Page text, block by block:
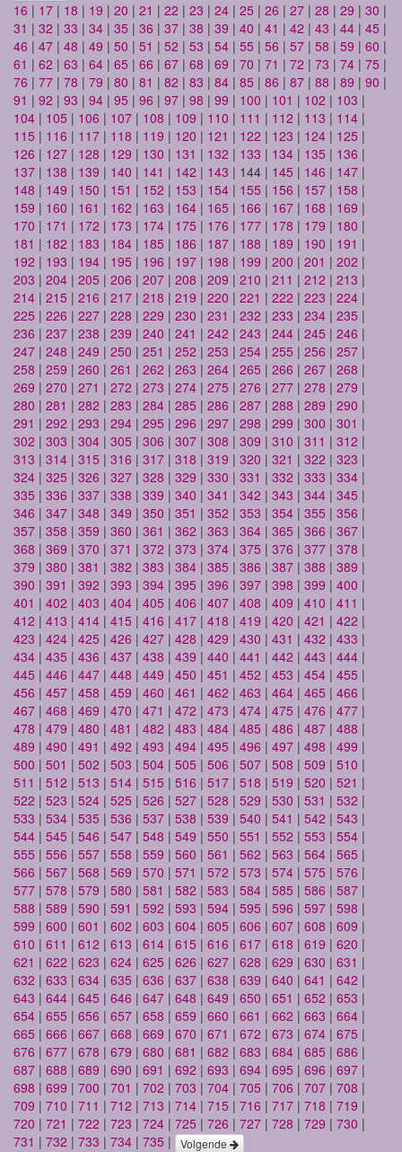
16 | 17 | 18 | 19 | 20 | 21 | 22 | 23 | 24 | 25 | 26 | 27 | 28 | 29 | 30 |
31 | 32 | 33 | 34 | 35 | 36 | 37 | 38 | 39 | 40 | 41 | 42 | 43 | 44 | 45 |
46 | 47 | 48 | 49 | 50 | 51 | 52 | 53 | 54 | 55 | 56 | 57 | 58 | 59 | 60 |
61 | 62 | 63 | 64 | 65 | 66 | 67 | 68 | 69 | 70 | 71 | 72 | 73 | 74 | 75 |
76 | 77 | 78 | 79 | 80 | 81 | 82 | 83 | 84 | 85 | 86 | 87 | 88 | 89 | 90 |
91 | 92 | 93 | 94 | 95 | 96 | 97 | 98 | 99 | 100 | 101 | 102 | 103 |
104 | 105 | 106 | 107 | 108 | 109 | 110 | 111 | 112 | 113 | 114 |
115 | 116 | 117 | 118 | 119 | 120 | 121 | 122 | 123 | 124 | 125 |
126 | 127 | 128 | 129 | 130 | 131 | 132 | 133 | 134 | 135 | 136 |
137 | 138 | 139 | 140 | 141 | 142 | 143 | 144 | 145 | 146 | 147 |
148 | 149 | 150 | 151 | 152 | 153 | 154 | 155 | 156 | 157 | 158 |
159 | 160 | 161 | 162 | 163 | 164 | 165 | 166 | 167 | 168 | 169 |
170 | 171 | 172 | 173 | 174 | 175 | 176 | 177 | 178 | 179 | 180 |
181 | 182 | 183 | 184 | 185 | 186 | 187 | 188 | 189 | 190 | 191 |
192 | 193 | 194 | 195 | 196 | 197 | 198 | 199 | 200 | 201 | 202 |
203 | 204 | 205 | 206 | 207 | 208 | 209 | 210 | 211 | 212 | 213 |
214 | 215 | 216 | 217 | 218 | 219 | 220 | 221 | 222 | 223 | 224 |
225 | 226 | 227 | 228 | 229 | 230 | 231 | 232 | 233 | 234 | 235 |
236 | 237 | 238 | 239 | 240 | 241 | 242 | 243 | 244 | 245 | 246 |
247 | 248 | 249 | 250 | 251 | 252 | 253 | 254 | 255 | 256 | 257 |
258 | 259 | 260 | 261 | 262 | 263 | 264 | 265 | 266 | 267 | 268 |
269 | 270 | 271 | 272 | 273 | 274 | 275 | 276 | 277 | 278 | 279 |
280 | 281 | 282 | 283 | 284 | 285 | 286 | 287 | 288 | 289 | 290 |
291 | 292 | 293 | 294 | 295 | 296 | 297 | 298 | 299 | 300 | 301 |
302 | 303 | 304 | 305 | 306 | 307 | 308 | 309 | 310 | 311 | 312 |
313 | 314 | 315 | 316 | 317 | 318 | 319 | 320 | 321 | 322 | 323 |
324 | 325 | 326 | 327 | 328 | 329 | 330 | 331 | 332 | 333 | 334 |
335 | 336 | 337 | 338 | 339 | 340 | 341 | 342 | 343 | 344 | 345 |
346 | 347 | 348 | 349 | 350 | 351 | 352 | 353 | 354 | 355 | 356 |
357 | 358 | 359 | 360 | 361 | 362 | 363 | 364 | 365 | 366 | 367 |
368 | 369 | 370 | 371 | 372 | 373 | 374 | 375 | 376 | 377 | 378 |
379 | 380 | 381 | 382 | 383 | 384 | 385 | 386 | 387 | 388 | 389 |
390 | 391 | 392 | 393 | 394 | 395 | 396 | 397 | 398 | 399 | 400 |
401 | 402 | 403 | 404 | 405 | 406 | 407 | 408 | 409 | 410 | 411 |
412 | 413 | 414 | 415 | 416 | 417 | 418 | 419 | 420 | 421 | 422 |
423 | 424 | 425 | 426 | 427 | 428 | 429 | 430 | 431 | 432 | 433 |
434 | 435 | 436 | 437 | 438 | 439 | 440 | 441 | 442 | 443 | 444 |
445 | 446 | 447 | 448 | 449 | 450 | 451 | 452 | 453 | 454 | 455 |
456 | 457 | 458 | 459 | 460 | 461 | 462 | 463 | 464 | 465 | 466 |
467 | 468 | 469 | 470 | 471 | 472 | 473 | 474 | 475 | 476 | 477 |
478 | 479 | 480 | 481 | 482 | 483 | 484 | 485 | 486 | 487 | 488 |
489 | 490 | 491 | 492 | 493 | 494 | 495 | 496 | 497 | 498 | 499 |
500 | 501 | 502 | 503 | 504 | 505 | 506 | 507 | 508 | 509 | 510 |
511 | 512 | 513 | 514 | 515 | 516 | 517 | 518 | 519 | 520 | 521 |
522 | 523 | 524 | 525 | 526 | 527 | 528 | 529 | 530 | 531 | 532 |
533 | 534 | 535 | 536 | 537 | 538 | 539 | 540 | 541 | 542 | 543 |
544 | 545 | 546 | 547 | 548 | 549 | 550 | 551 | 552 | 553 | 554 |
555 | 556 | 557 | 558 | 559 | 560 | 561 | 562 | 563 | 564 | 565 |
566 | 567 | 568 | 569 | 570 | 571 | 572 | 573 | 574 | 575 | 576 |
577 | 578 | 579 | 580 | 581 | 582 | 583 | 584 | 585 | 586 | 587 |
588 | 589 | 590 | 591 | 592 | 593 | 594 | 595 | 596 | 597 | 598 |
599 | 600 | 601 | 602 | 603 | 604 | 605 | 606 | 607 | 608 | 609 |
610 | 611 | 612 | 613 | 614 | 615 | 616 | 617 | 618 | 619 | 620 |
621 | 622 | 623 | 624 | 625 | 626 | 627 | 628 | 629 | 630 | 631 |
632 | 633 | 634 | 635 | 636 | 637 | 638 | 639 | 640 | 641 | 642 |
643 | 644 | 645 | 646 | 647 | 648 | 649 | 650 | 651 | 652 | 653 |
654 | 655 | 656 | 657 | 658 | 659 | 660 | 661 | 662 | 663 | 664 |
665 | 666 | 667 | 668 | 669 | 670 | 671 | 672 | 673 | 674 | 675 |
676 | 677 | 678 | 679 | 680 | 681 | 682 | 683 | 684 | 685 | 686 |
687 | 688 | 689 | 690 | 691 | 692 | 693 | 694 | 695 | 696 | 697 |
698 | 699 | 700 | 701 | 702 | 703 | 704 | 705 | 706 | 707 | 708 |
709 | 710 | 711 | 712 | 713 | 714 | 715 | 716 | 717 | 718 | 719 |
720 | 721 | 722 | 723 | 724 | 725 | 726 | 727 | 728 | 729 | 730 |
731 | 732 | 733 | 734 | 735 | Volgende